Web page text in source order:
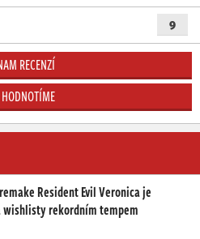
9
RECENZÍ
Resident Evil Veronica je
wishlisty rekordním tempem